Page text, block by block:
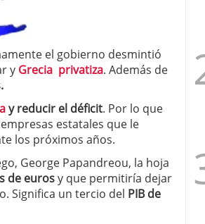
3 de octubre de 2025
el gobierno desmintió
y Grecia privatiza. Además de
y reducir el déficit. Por lo que
estatales que le
los próximos años.
George Papandreou, la hoja
de eurosy que permitiría dejar
Significa un tercio del PIB de